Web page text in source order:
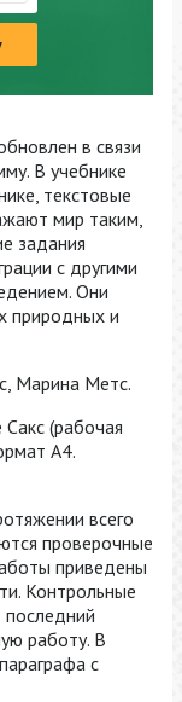
в связи
В учебнике
текстовые
мир таким,
задания
с другими
Они
природных и
Марина Метс.
(рабочая
А4.
всего
проверочные
приведены
Контрольные
работу. В
с